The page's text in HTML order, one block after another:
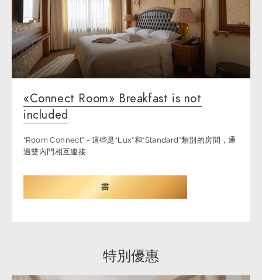
«Connect Room» Breakfast is not
included
“Room Connect” - 這些是“Lux”和“Standard”類別的房間，通
過雙內門相互連接
書
特別優惠